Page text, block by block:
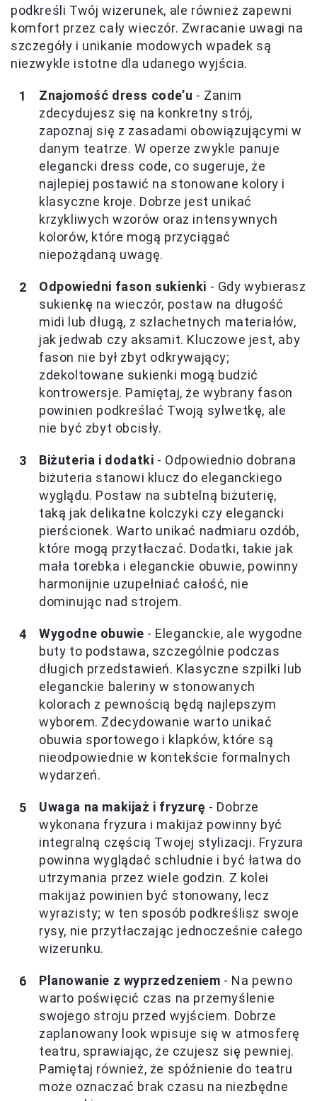
podkreśli Twój wizerunek, ale również zapewni
komfort przez cały wieczór. Zwracanie uwagi na
szczegóły i unikanie modowych wpadek są
niezwykle istotne dla udanego wyjścia.
Znajomość dress code’u - Zanim
zdecydujesz się na konkretny strój,
zapoznaj się z zasadami obowiązującymi w
danym teatrze. W operze zwykle panuje
elegancki dress code, co sugeruje, że
najlepiej postawić na stonowane kolory i
klasyczne kroje. Dobrze jest unikać
krzykliwych wzorów oraz intensywnych
kolorów, które mogą przyciągać
niepożądaną uwagę.
Odpowiedni fason sukienki - Gdy wybierasz
sukienkę na wieczór, postaw na długość
midi lub długą, z szlachetnych materiałów,
jak jedwab czy aksamit. Kluczowe jest, aby
fason nie był zbyt odkrywający;
zdekoltowane sukienki mogą budzić
kontrowersje. Pamiętaj, że wybrany fason
powinien podkreślać Twoją sylwetkę, ale
nie być zbyt obcisły.
Biżuteria i dodatki - Odpowiednio dobrana
biżuteria stanowi klucz do eleganckiego
wyglądu. Postaw na subtelną biżuterię,
taką jak delikatne kolczyki czy elegancki
pierścionek. Warto unikać nadmiaru ozdób,
które mogą przytłaczać. Dodatki, takie jak
mała torebka i eleganckie obuwie, powinny
harmonijnie uzupełniać całość, nie
dominując nad strojem.
Wygodne obuwie - Eleganckie, ale wygodne
buty to podstawa, szczególnie podczas
długich przedstawień. Klasyczne szpilki lub
eleganckie baleriny w stonowanych
kolorach z pewnością będą najlepszym
wyborem. Zdecydowanie warto unikać
obuwia sportowego i klapków, które są
nieodpowiednie w kontekście formalnych
wydarzeń.
Uwaga na makijaż i fryzurę - Dobrze
wykonana fryzura i makijaż powinny być
integralną częścią Twojej stylizacji. Fryzura
powinna wyglądać schludnie i być łatwa do
utrzymania przez wiele godzin. Z kolei
makijaż powinien być stonowany, lecz
wyrazisty; w ten sposób podkreślisz swoje
rysy, nie przytłaczając jednocześnie całego
wizerunku.
Planowanie z wyprzedzeniem - Na pewno
warto poświęcić czas na przemyślenie
swojego stroju przed wyjściem. Dobrze
zaplanowany look wpisuje się w atmosferę
teatru, sprawiając, że czujesz się pewniej.
Pamiętaj również, że spóźnienie do teatru
może oznaczać brak czasu na niezbędne